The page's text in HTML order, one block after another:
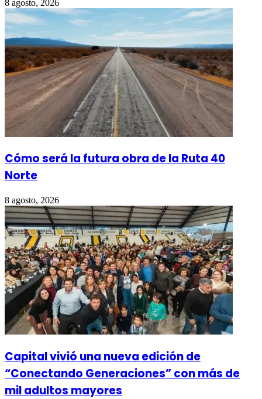
8 agosto, 2026
Cómo será la futura obra de la Ruta 40
Norte
8 agosto, 2026
Capital vivió una nueva edición de
“Conectando Generaciones” con más de
mil adultos mayores